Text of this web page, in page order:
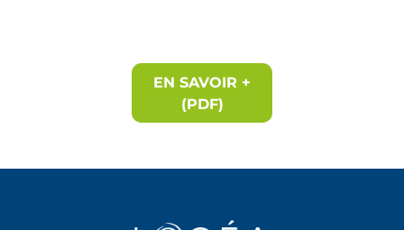
EN SAVOIR +
(PDF)